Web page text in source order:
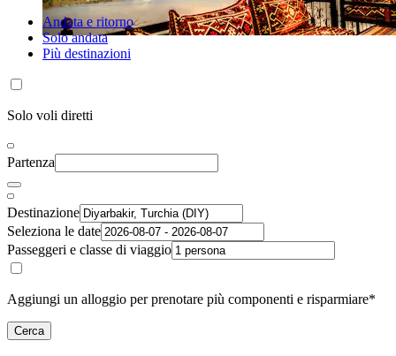
Andata e ritorno
Solo andata
Più destinazioni
Solo voli diretti
Partenza
Destinazione
Seleziona le date
Passeggeri e classe di viaggio
Aggiungi un alloggio per prenotare più componenti e risparmiare*
Cerca